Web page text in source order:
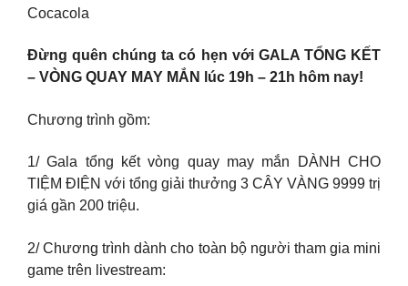
Cocacola
Đừng quên chúng ta có hẹn với GALA TỔNG KẾT
– VÒNG QUAY MAY MẮN lúc 19h – 21h hôm nay!
Chương trình gồm:
1/ Gala tổng kết vòng quay may mắn DÀNH CHO
TIỆM ĐIỆN với tổng giải thưởng 3 CÂY VÀNG 9999 trị
giá gần 200 triệu.
2/ Chương trình dành cho toàn bộ người tham gia mini
game trên livestream: